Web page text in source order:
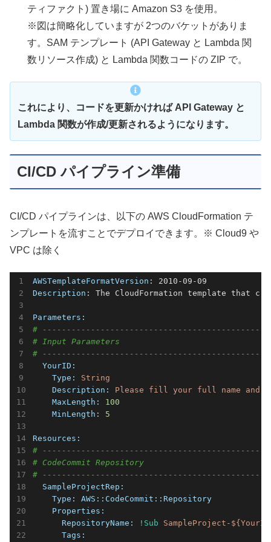
ティファクト) 置き場に Amazon S3 を使用。
※図は簡略化していますが 2つのバケットがありま
す。SAM テンプレート (API Gateway と Lambda 関
数リソース作成) と Lambda 関数コードの ZIP で。
これにより、コードを更新かければ API Gateway と
Lambda 関数が作成/更新されるようになります。
CI/CD パイプライン準備
CI/CD パイプラインは、以下の AWS CloudFormation テ
ンプレートを流すことでデプロイできます。※ Cloud9 や
VPC は除く
AWSTemplateFormatVersion
Description : The CloudFormation template that
Parameters:
#
# Input Parameters
#
  YourID:
    Type:
String
    Description:
Please fill your full name and
    MaxLength:
100
    MinLength:
5
Resources:
#
# CodeCommit Repository
#
  SampleProjectRep:
    Type:
AWS::CodeCommit::Repository
    Properties:
      RepositoryName:
!Sub
SampleProject-
      Tags: